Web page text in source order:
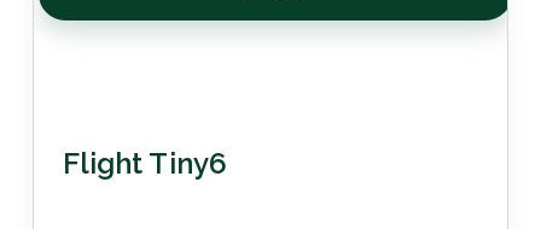
Flight Tiny6